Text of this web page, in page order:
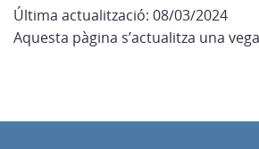
Última actualització: 08/03/2024
Aquesta pàgina s’actualitza una